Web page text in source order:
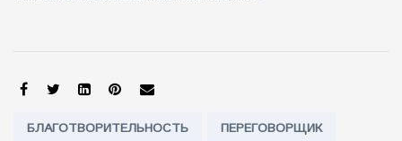
SHARE:
Tags:
БЛАГОТВОРИТЕЛЬНОСТЬ ПЕРЕГОВОРЩИК